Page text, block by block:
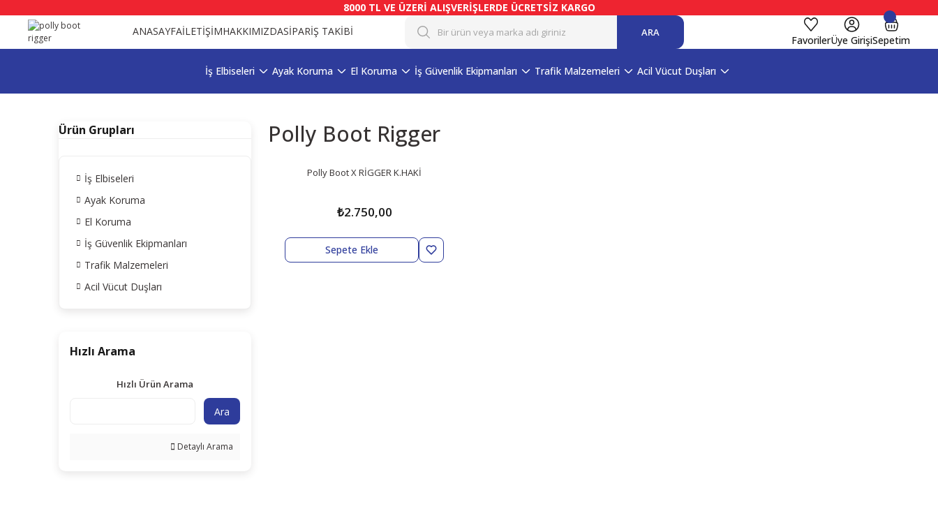
8000 TL VE ÜZERİ ALIŞVERİŞLERDE ÜCRETSİZ KARGO
ANASAYFAİLETİŞİMHAKKIMIZDASİPARİŞ TAKİBİ ARA
FavorilerÜye GirişiSepetim
İş Elbiseleri Ayak Koruma El Koruma İş Güvenlik Ekipmanları Trafik Malzemeleri Acil Vücut Duşları
Ürün Grupları
İş Elbiseleri
Ayak Koruma
El Koruma
İş Güvenlik Ekipmanları
Trafik Malzemeleri
Acil Vücut Duşları
Hızlı Arama
Hızlı Ürün Arama
Ara
Detaylı Arama
Polly Boot Rigger
Polly Boot X RİGGER K.HAKİ
₺2.750,00
Sepete Ekle